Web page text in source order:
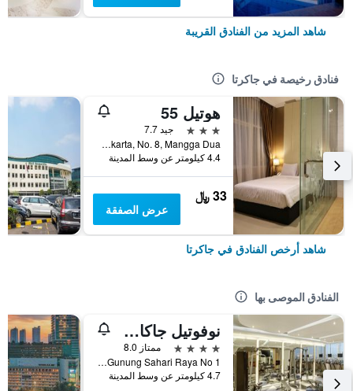
شاهد المزيد من الفنادق القريبة
فنادق رخيصة في جاكرتا
هوتيل 55
3 نجوم
جيد 7.7
Jl. Pangeran Jayakarta, No. 8, Mangga Dua, جاكرتا, إندونيسيا
4.4 كيلومتر عن وسط المدينة
33 ﷼
عرض الصفقة
شاهد أرخص الفنادق في جاكرتا
الفنادق الموصى بها
نوفوتيل جاكارتا مانغا دوا سكوير
4 نجوم
ممتاز 8.0
Jalan Gunung Sahari Raya No 1, جاكرتا, إندونيسيا
4.7 كيلومتر عن وسط المدينة